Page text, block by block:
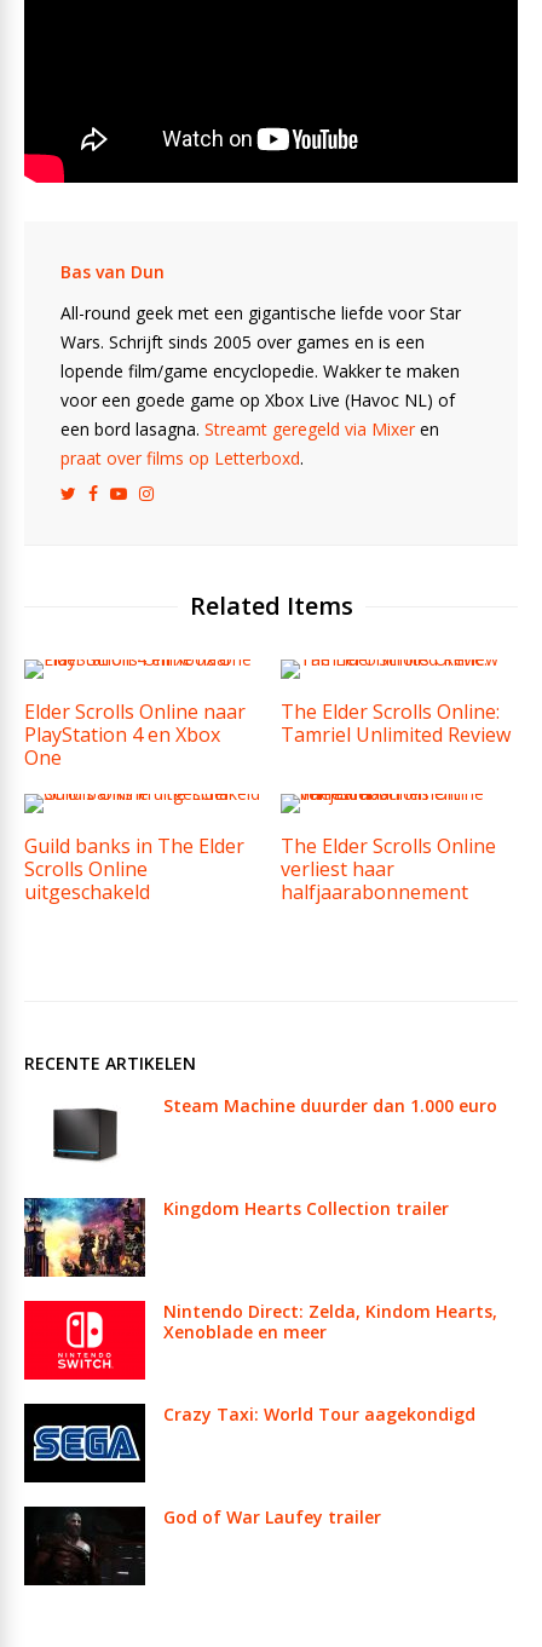
Bas van Dun
All-round geek met een gigantische liefde voor Star
Wars. Schrijft sinds 2005 over games en is een
lopende film/game encyclopedie. Wakker te maken
voor een goede game op Xbox Live (Havoc NL) of
een bord lasagna. Streamt geregeld via Mixeren
praat over films op Letterboxd.
Related Items
Elder Scrolls Online naar
PlayStation 4 en Xbox
One
The Elder Scrolls Online:
Tamriel Unlimited Review
Guild banks in The Elder
Scrolls Online
uitgeschakeld
The Elder Scrolls Online
verliest haar
halfjaarabonnement
RECENTE ARTIKELEN
Steam Machine duurder dan 1.000 euro
Kingdom Hearts Collection trailer
Nintendo Direct: Zelda, Kindom Hearts,
Xenoblade en meer
Crazy Taxi: World Tour aagekondigd
God of War Laufey trailer